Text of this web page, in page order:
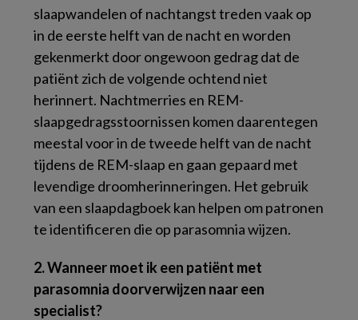
slaapwandelen of nachtangst treden vaak op
in de eerste helft van de nacht en worden
gekenmerkt door ongewoon gedrag dat de
patiënt zich de volgende ochtend niet
herinnert. Nachtmerries en REM-
slaapgedragsstoornissen komen daarentegen
meestal voor in de tweede helft van de nacht
tijdens de REM-slaap en gaan gepaard met
levendige droomherinneringen. Het gebruik
van een slaapdagboek kan helpen om patronen
te identificeren die op parasomnia wijzen.
2. Wanneer moet ik een patiënt met
parasomnia doorverwijzen naar een
specialist?